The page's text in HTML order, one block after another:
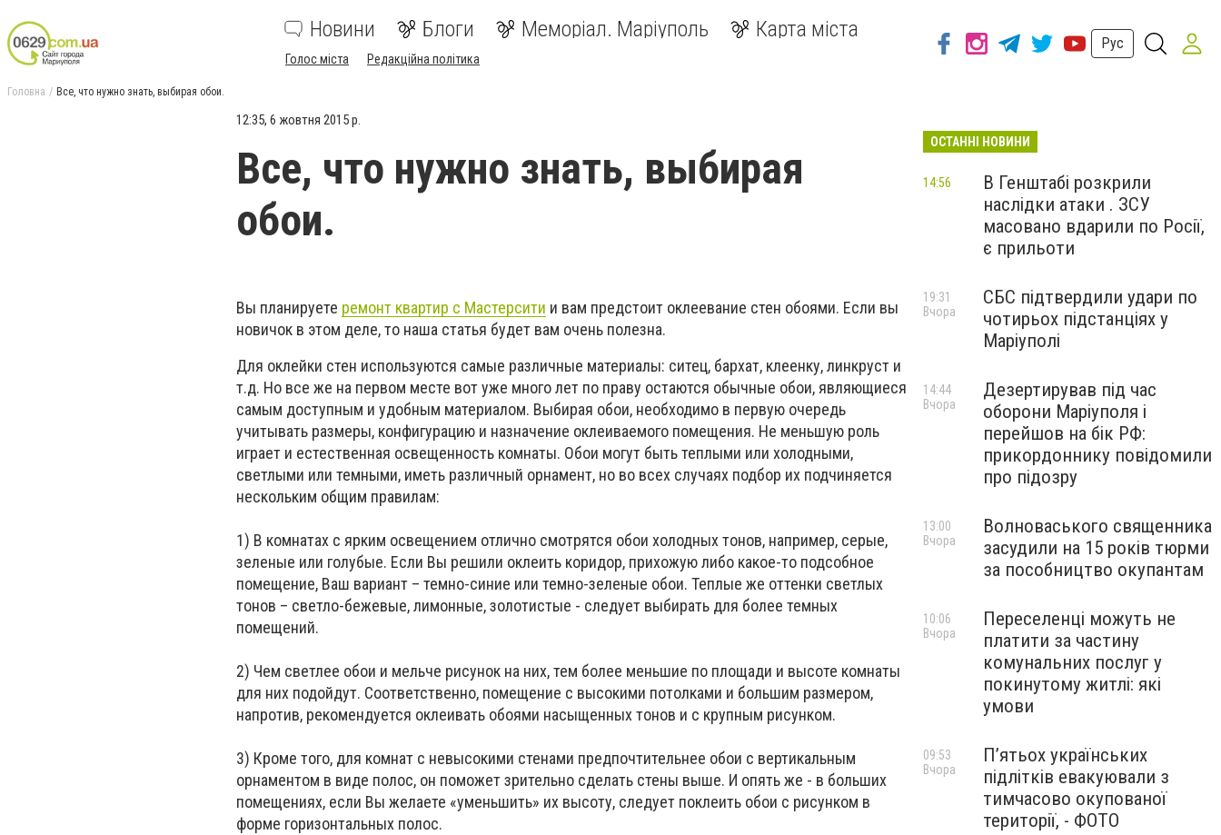
Новини Блоги Меморіал. Маріуполь Карта міста
Голос міста Редакційна політика
Рус
Головна Все, что нужно знать, выбирая обои.
12:35, 6 жовтня 2015 р.
Все, что нужно знать, выбирая
обои.
Вы планируете ремонт квартир с Мастерсити и вам предстоит оклеевание стен обоями. Если вы
новичок в этом деле, то наша статья будет вам очень полезна.
Для оклейки стен используются самые различные материалы: ситец, бархат, клеенку, линкруст и
т.д. Но все же на первом месте вот уже много лет по праву остаются обычные обои, являющиеся
самым доступным и удобным материалом. Выбирая обои, необходимо в первую очередь
учитывать размеры, конфигурацию и назначение оклеиваемого помещения. Не меньшую роль
играет и естественная освещенность комнаты. Обои могут быть теплыми или холодными,
светлыми или темными, иметь различный орнамент, но во всех случаях подбор их подчиняется
нескольким общим правилам:
1) В комнатах с ярким освещением отлично смотрятся обои холодных тонов, например, серые,
зеленые или голубые. Если Вы решили оклеить коридор, прихожую либо какое-то подсобное
помещение, Ваш вариант – темно-синие или темно-зеленые обои. Теплые же оттенки светлых
тонов – светло-бежевые, лимонные, золотистые - следует выбирать для более темных
помещений.
2) Чем светлее обои и мельче рисунок на них, тем более меньшие по площади и высоте комнаты
для них подойдут. Соответственно, помещение с высокими потолками и большим размером,
напротив, рекомендуется оклеивать обоями насыщенных тонов и с крупным рисунком.
3) Кроме того, для комнат с невысокими стенами предпочтительнее обои с вертикальным
орнаментом в виде полос, он поможет зрительно сделать стены выше. И опять же - в больших
помещениях, если Вы желаете «уменьшить» их высоту, следует поклеить обои с рисунком в
форме горизонтальных полос.
ОСТАННІ НОВИНИ
В Генштабі розкрили
наслідки атаки . ЗСУ
масовано вдарили по Росії,
є прильоти
14:56
СБС підтвердили удари по
чотирьох підстанціях у
Маріуполі
19:31
Вчора
Дезертирував під час
оборони Маріуполя і
перейшов на бік РФ:
прикордоннику повідомили
про підозру
14:44
Вчора
Волноваського священника
засудили на 15 років тюрми
за пособництво окупантам
13:00
Вчора
Переселенці можуть не
платити за частину
комунальних послуг у
покинутому житлі: які
умови
10:06
Вчора
П’ятьох українських
підлітків евакуювали з
тимчасово окупованої
території, - ФОТО
09:53
Вчора